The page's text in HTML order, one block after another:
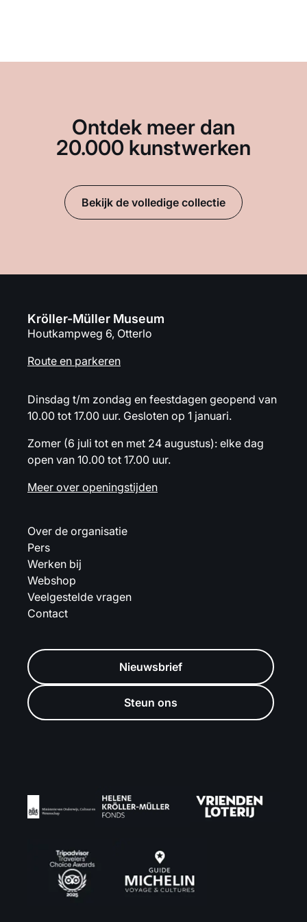
Ontdek meer dan
20.000 kunstwerken
Bekijk de volledige collectie
Kröller-Müller Museum
Houtkampweg 6, Otterlo
Route en parkeren
Dinsdag t/m zondag en feestdagen geopend van
10.00 tot 17.00 uur. Gesloten op 1 januari.
Zomer (6 juli tot en met 24 augustus): elke dag
open van 10.00 tot 17.00 uur.
Meer over openingstijden
Over de organisatie
Pers
Werken bij
Webshop
Veelgestelde vragen
Contact
Nieuwsbrief
Steun ons